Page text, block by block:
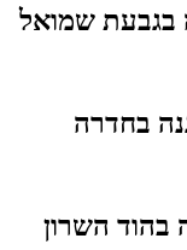
בגבעת שמואל
בחדרה
בהוד השרון